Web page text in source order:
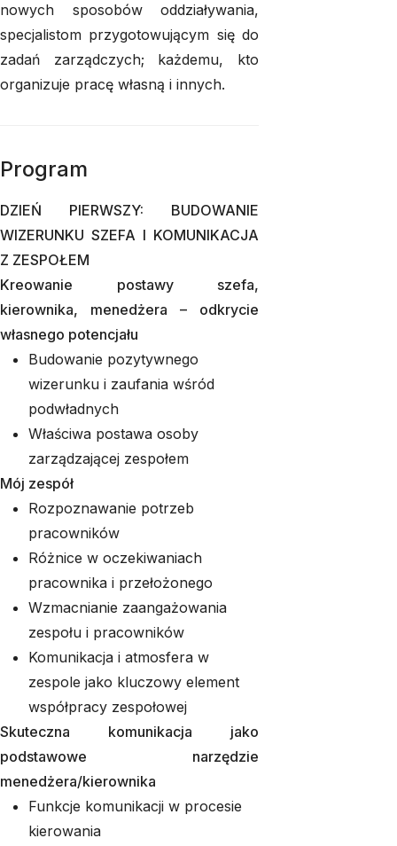
nowych sposobów oddziaływania,
specjalistom przygotowującym się do
zadań zarządczych; każdemu, kto
organizuje pracę własną i innych.
Program
DZIEŃ PIERWSZY: BUDOWANIE
WIZERUNKU SZEFA I KOMUNIKACJA
Z ZESPOŁEM
Kreowanie postawy szefa,
kierownika, menedżera – odkrycie
własnego potencjału
Budowanie pozytywnego
wizerunku i zaufania wśród
podwładnych
Właściwa postawa osoby
zarządzającej zespołem
Mój zespół
Rozpoznawanie potrzeb
pracowników
Różnice w oczekiwaniach
pracownika i przełożonego
Wzmacnianie zaangażowania
zespołu i pracowników
Komunikacja i atmosfera w
zespole jako kluczowy element
współpracy zespołowej
Skuteczna komunikacja jako
podstawowe narzędzie
menedżera/kierownika
Funkcje komunikacji w procesie
kierowania